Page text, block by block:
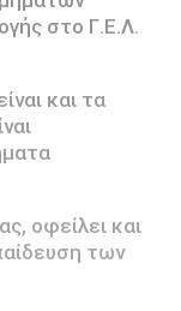
στο Γ.Ε.Λ.
και τα
οφείλει και
των